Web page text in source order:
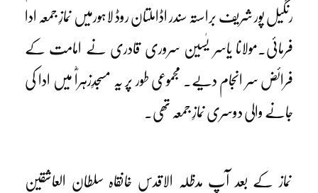
رنگیل پور شریف براستہ سندر اڈاملتان روڈ لاہورمیں نمازِ جمعہ ادا
فرمائی۔مولانا یاسر یٰسین سروری قادری نے امامت کے
فرائض سر انجام دیے۔ مجموعی طور پر یہ مسجدِزہراؓ میں ادا کی
جانے والی دوسری نمازِ جمعہ تھی۔
نماز کے بعد آپ مدظلہ الاقدس خانقاہ سلطان العاشقین